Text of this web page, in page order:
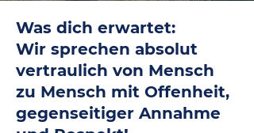
Körperstellen oder Bereiche)
• Angst vor Zahnarztbesuch, Lampenfieber,
Flugangst, Kontrollverlust, etc.
• Schlafstörungen, gestörtes Ein- oder
Durchschlafen, Albträume, Nachtschreck,
Schlafwandeln
• Kreisende und sich aufdrängende
Was dich erwartet:
Wir sprechen absolut
vertraulich von Mensch
zu Mensch mit Offenheit,
gegenseitiger Annahme